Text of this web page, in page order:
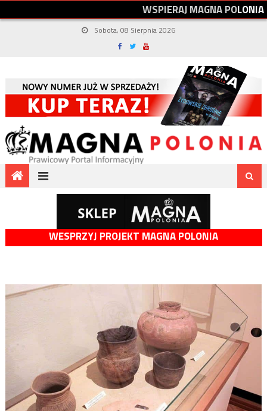
WSPIERAJMAGNAPOLONIA
Sobota, 08 Sierpnia 2026
WESPRZYJ PROJEKT MAGNA POLONIA